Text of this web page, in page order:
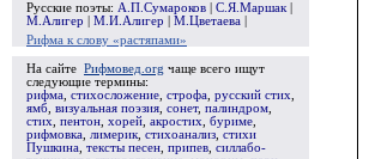
Русские поэты: А.П.Сумароков С.Я.Маршак
М.Алигер
М.И.Алигер М.Цветаева
Рифма к слову «растяпами»
На сайте Рифмовед.org чаще всего ищут
следующие термины:
рифма стихосложение строфа русский стих
ямб визуальная поэзия сонет, палиндром
стих
пентон хорей акростих буриме
рифмовка
лимерик стихоанализ стихи
Пушкина тексты песен припев силлабо-